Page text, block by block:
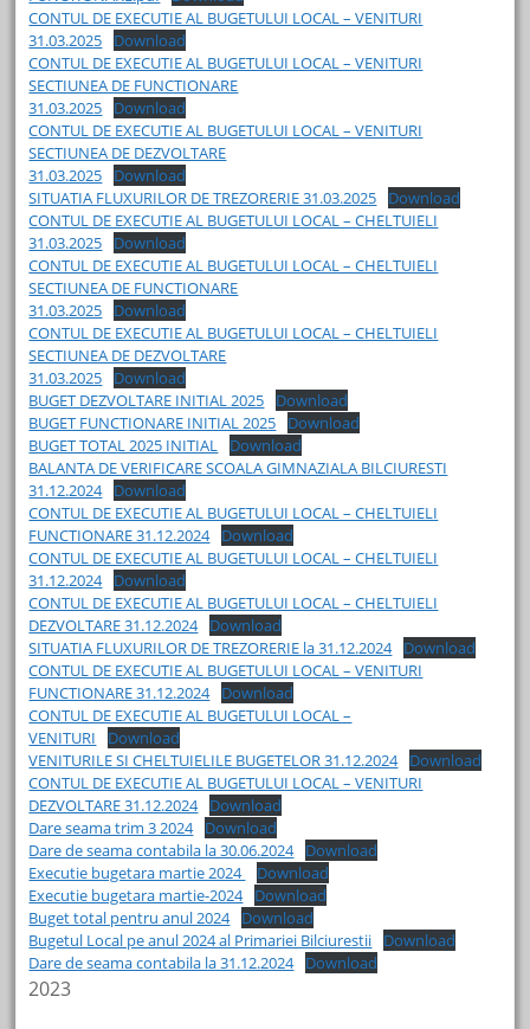
CONTUL DE EXECUTIE AL BUGETULUI LOCAL – VENITURI
31.03.2025
Download
CONTUL DE EXECUTIE AL BUGETULUI LOCAL – VENITURI
SECTIUNEA DE FUNCTIONARE
31.03.2025
Download
CONTUL DE EXECUTIE AL BUGETULUI LOCAL – VENITURI
SECTIUNEA DE DEZVOLTARE
31.03.2025
Download
SITUATIA FLUXURILOR DE TREZORERIE 31.03.2025
Download
CONTUL DE EXECUTIE AL BUGETULUI LOCAL – CHELTUIELI
31.03.2025
Download
CONTUL DE EXECUTIE AL BUGETULUI LOCAL – CHELTUIELI
SECTIUNEA DE FUNCTIONARE
31.03.2025
Download
CONTUL DE EXECUTIE AL BUGETULUI LOCAL – CHELTUIELI
SECTIUNEA DE DEZVOLTARE
31.03.2025
Download
BUGET DEZVOLTARE INITIAL 2025
Download
BUGET FUNCTIONARE INITIAL 2025
Download
BUGET TOTAL 2025 INITIAL
Download
BALANTA DE VERIFICARE SCOALA GIMNAZIALA BILCIURESTI
31.12.2024 Download
CONTUL DE EXECUTIE AL BUGETULUI LOCAL – CHELTUIELI
FUNCTIONARE 31.12.2024 Download
CONTUL DE EXECUTIE AL BUGETULUI LOCAL – CHELTUIELI
31.12.2024 Download
CONTUL DE EXECUTIE AL BUGETULUI LOCAL – CHELTUIELI
DEZVOLTARE 31.12.2024 Download
SITUATIA FLUXURILOR DE TREZORERIE la 31.12.2024 Download
CONTUL DE EXECUTIE AL BUGETULUI LOCAL – VENITURI
FUNCTIONARE 31.12.2024 Download
CONTUL DE EXECUTIE AL BUGETULUI LOCAL –
VENITURI
Download
VENITURILE SI CHELTUIELILE BUGETELOR 31.12.2024 Download
CONTUL DE EXECUTIE AL BUGETULUI LOCAL – VENITURI
DEZVOLTARE 31.12.2024 Download
Dare seama trim 3 2024 Download
Dare de seama contabila la 30.06.2024 Download
Executie bugetara martie 2024
Download
Executie bugetara martie-2024 Download
Buget total pentru anul 2024 Download
Bugetul Local pe anul 2024 al Primariei Bilciurestii
Download
Dare de seama contabila la 31.12.2024 Download
2023